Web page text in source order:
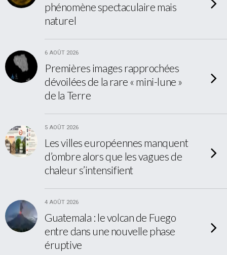
phénomène spectaculaire mais
naturel
6 AOÛT 2026
Premières images rapprochées
dévoilées de la rare « mini-lune »
de la Terre
5 AOÛT 2026
Les villes européennes manquent
d’ombre alors que les vagues de
chaleur s’intensifient
4 AOÛT 2026
Guatemala : le volcan de Fuego
entre dans une nouvelle phase
éruptive